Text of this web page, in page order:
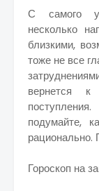
С самого
несколько
близкими,
тоже не все
вернется
подумайте,
рационально.
Гороскоп на